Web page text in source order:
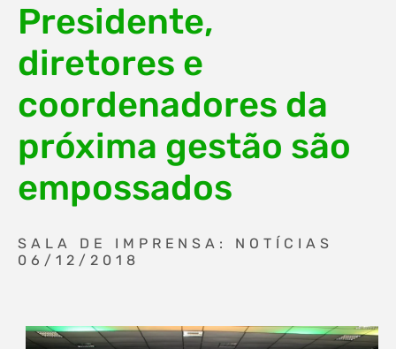
Presidente,
diretores e
coordenadores da
próxima gestão são
empossados
SALA DE IMPRENSA: NOTÍCIAS
06/12/2018